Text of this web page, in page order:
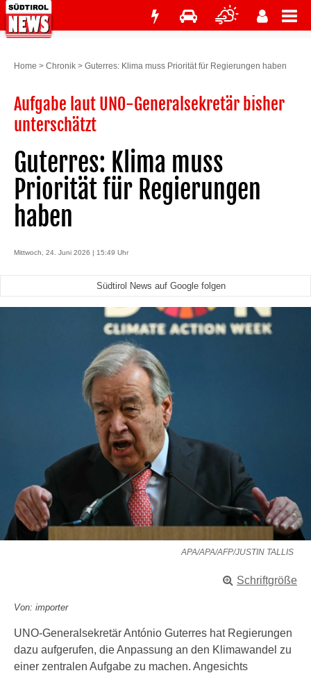
Home > Chronik > Guterres: Klima muss Priorität für Regierungen haben
Aufgabe laut UNO-Generalsekretär bisher
unterschätzt
Guterres: Klima muss
Priorität für Regierungen
haben
Mittwoch, 24. Juni 2026 | 15:49 Uhr
Südtirol News auf Google folgen
APA/APA/AFP/JUSTIN TALLIS
Schriftgröße
Von: importer
UNO-Generalsekretär António Guterres hat Regierungen
dazu aufgerufen, die Anpassung an den Klimawandel zu
einer zentralen Aufgabe zu machen. Angesichts